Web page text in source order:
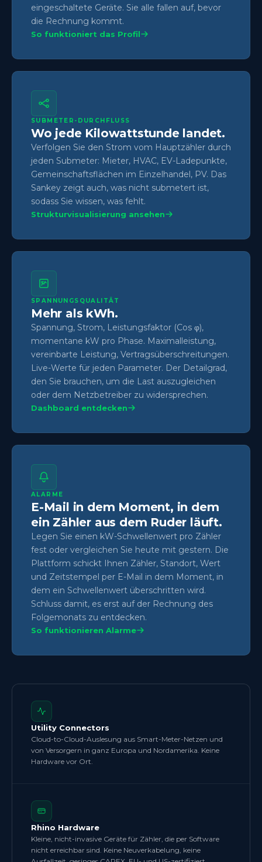
eingeschaltete Geräte. Sie alle fallen auf, bevor
die Rechnung kommt.
So funktioniert das Profil
SUBMETER-DURCHFLUSS
Wo jede Kilowattstunde landet.
Verfolgen Sie den Strom vom Hauptzähler durch
jeden Submeter: Mieter, HVAC, EV-Ladepunkte,
Gemeinschaftsflächen im Einzelhandel, PV. Das
Sankey zeigt auch, was nicht submetert ist,
sodass Sie wissen, was fehlt.
Strukturvisualisierung ansehen
SPANNUNGSQUALITÄT
Mehr als kWh.
Spannung, Strom, Leistungsfaktor (Cos φ),
momentane kW pro Phase. Maximalleistung,
vereinbarte Leistung, Vertragsüberschreitungen.
Live-Werte für jeden Parameter. Der Detailgrad,
den Sie brauchen, um die Last auszugleichen
oder dem Netzbetreiber zu widersprechen.
Dashboard entdecken
ALARME
E-Mail in dem Moment, in dem
ein Zähler aus dem Ruder läuft.
Legen Sie einen kW-Schwellenwert pro Zähler
fest oder vergleichen Sie heute mit gestern. Die
Plattform schickt Ihnen Zähler, Standort, Wert
und Zeitstempel per E-Mail in dem Moment, in
dem ein Schwellenwert überschritten wird.
Schluss damit, es erst auf der Rechnung des
Folgemonats zu entdecken.
So funktionieren Alarme
Utility Connectors
Cloud-to-Cloud-Auslesung aus Smart-Meter-Netzen und
von Versorgern in ganz Europa und Nordamerika. Keine
Hardware vor Ort.
Rhino Hardware
Kleine, nicht-invasive Geräte für Zähler, die per Software
nicht erreichbar sind. Keine Neuverkabelung, keine